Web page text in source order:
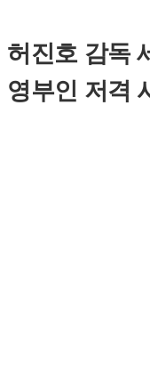
허진호 감독
영부인 저격